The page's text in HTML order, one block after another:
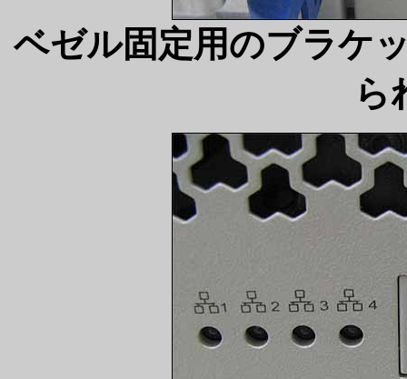
ベゼル固定用のブラケ
ら